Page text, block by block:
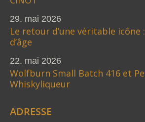
29. mai 2026
Le retour d’une véritable icône
d’âge
22. mai 2026
Wolfburn Small Batch 416 et
Whiskyliqueur
ADRESSE